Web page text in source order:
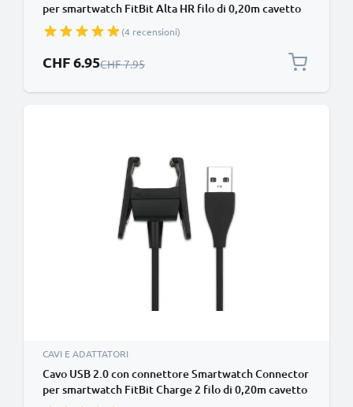
per smartwatch FitBit Alta HR filo di 0,20m cavetto
dati & ricarica 1A in nero PVC, per bracciale fitenss
(4 recensioni)
Prezzo speciale
CHF 6.95Prezzo normale
CHF 7.95
CAVI E ADATTATORI
Cavo USB 2.0 con connettore Smartwatch Connector
per smartwatch FitBit Charge 2 filo di 0,20m cavetto